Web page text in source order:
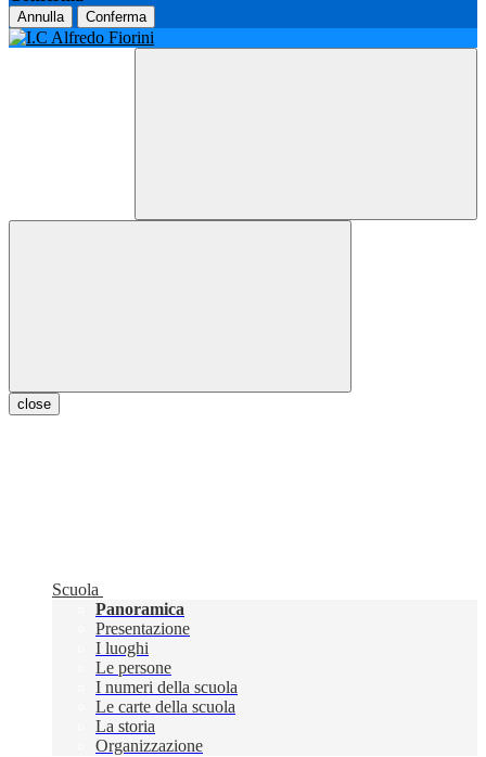
Annulla Conferma
close
Scuola
Panoramica
Presentazione
I luoghi
Le persone
I numeri della scuola
Le carte della scuola
La storia
Organizzazione